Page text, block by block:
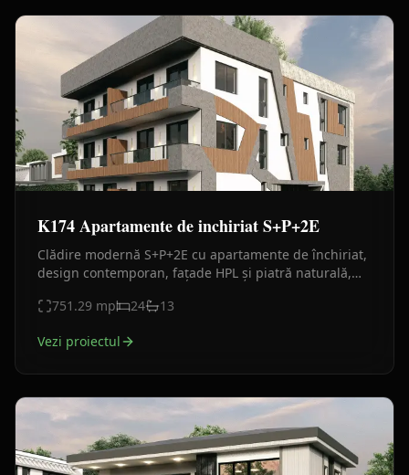
K174 Apartamente de inchiriat S+P+2E
Clădire modernă S+P+2E cu apartamente de închiriat,
design contemporan, fațade HPL și piatră naturală,
751.29 mp 24 13
Vezi proiectul